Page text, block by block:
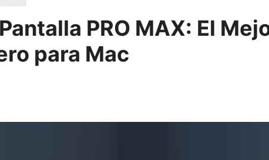
PRO MAX: El
para Mac